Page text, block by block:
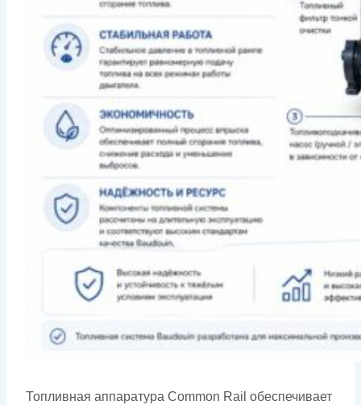
Топливная аппаратура Common Rail обеспечивает